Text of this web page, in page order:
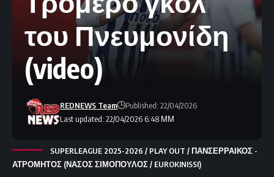
του Πνευμονίδη
(video)
Last updated: 22/04/2026 6:48 ΜΜ
REDNEWS Team Published: 22/04/2026
SUPERLEAGUE 2025-2026 / PLAY OUT / ΠΑΝΣΕΡΡΑΙΚΟΣ -
ΑΤΡΟΜΗΤΟΣ (ΝΑΣΟΣ ΣΙΜΟΠΟΥΛΟΣ / EUROKINISSI)